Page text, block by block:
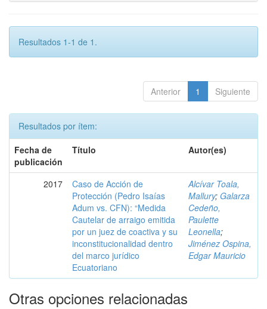
Resultados 1-1 de 1.
Anterior 1 Siguiente
Resultados por ítem:
Fecha de
publicación
Título Autor(es)
2017
Caso de Acción de
Protección (Pedro Isaías
Adum vs. CFN): “Medida
Cautelar de arraigo emitida
por un juez de coactiva y su
inconstitucionalidad dentro
del marco jurídico
Ecuatoriano
Alcívar Toala,
Mallury; Galarza
Cedeño,
Paulette
Leonella;
Jiménez Ospina,
Edgar Mauricio
Otras opciones relacionadas